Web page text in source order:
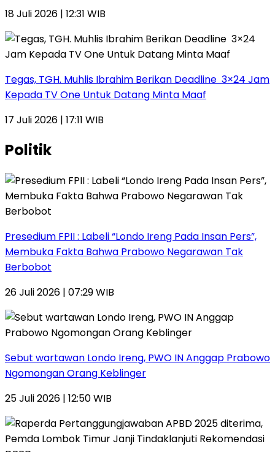
18 Juli 2026 | 12:31 WIB
Tegas, TGH. Muhlis Ibrahim Berikan Deadline 3×24 Jam
Kepada TV One Untuk Datang Minta Maaf
17 Juli 2026 | 17:11 WIB
Politik
Presedium FPII : Labeli “Londo Ireng Pada Insan Pers”,
Membuka Fakta Bahwa Prabowo Negarawan Tak
Berbobot
26 Juli 2026 | 07:29 WIB
Sebut wartawan Londo Ireng, PWO IN Anggap Prabowo
Ngomongan Orang Keblinger
25 Juli 2026 | 12:50 WIB